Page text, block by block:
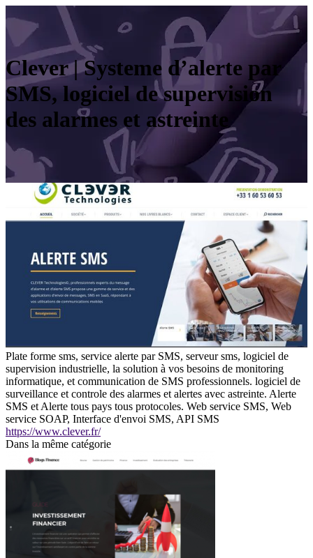
Clever | Systeme d’alerte par
SMS, logiciel de supervision
des alarmes et astreinte
Plate forme sms, service alerte par SMS, serveur sms, logiciel de
supervision industrielle, la solution à vos besoins de monitoring
informatique, et communication de SMS professionnels. logiciel de
surveillance et controle des alarmes et alertes avec astreinte. Alerte
SMS et Alerte tous pays tous protocoles. Web service SMS, Web
service SOAP, Interface d'envoi SMS, API SMS
https://www.clever.fr/
Dans la même catégorie